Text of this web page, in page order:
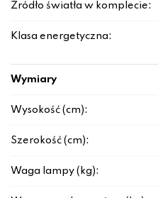
Źródło światła w komplecie:
Klasa energetyczna:
Wymiary
Wysokość (cm):
Szerokość (cm):
Waga lampy (kg):